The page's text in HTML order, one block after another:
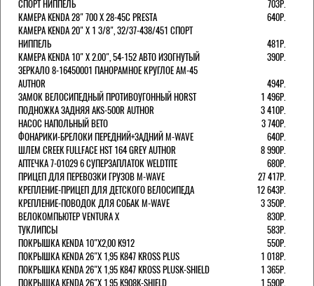
СПОРТ НИППЕЛЬ
703Р.
КАМЕРА KENDA 28" 700 Х 28-45С PRESTA
640Р.
КАМЕРА KENDA 20" Х 1 3/8", 32/37-438/451 СПОРТ
НИППЕЛЬ
481Р.
КАМЕРА KENDA 10" Х 2.00", 54-152 АВТО ИЗОГНУТЫЙ
390Р.
ЗЕРКАЛО 8-16450001 ПАНОРАМНОЕ КРУГЛОЕ AM-45
AUTHOR
494Р.
ЗАМОК ВЕЛОСИПЕДНЫЙ ПРОТИВОУГОННЫЙ HORST
1 496Р.
ПОДНОЖКА ЗАДНЯЯ AKS-500R AUTHOR
3 410Р.
НАСОС НАПОЛЬНЫЙ BETO
3 740Р.
ФОНАРИКИ-БРЕЛОКИ ПЕРЕДНИЙ+ЗАДНИЙ M-WAVE
640Р.
ШЛЕМ CREEK FULLFACE HST 164 GREY AUTHOR
8 990Р.
АПТЕЧКА 7-01029 6 СУПЕРЗАПЛАТОК WELDTITE
680Р.
ПРИЦЕП ДЛЯ ПЕРЕВОЗКИ ГРУЗОВ M-WAVE
27 417Р.
КРЕПЛЕНИЕ-ПРИЦЕП ДЛЯ ДЕТСКОГО ВЕЛОСИПЕДА
12 643Р.
КРЕПЛЕНИЕ-ПОВОДОК ДЛЯ СОБАК M-WAVE
3 350Р.
ВЕЛОКОМПЬЮТЕР VENTURA Х
830Р.
ТУКЛИПСЫ
583Р.
ПОКРЫШКА KENDA 10"Х2,00 K912
550Р.
ПОКРЫШКА KENDA 26"Х 1,95 K847 KROSS PLUS
1 018Р.
ПОКРЫШКА KENDA 26"Х 1,95 K847 KROSS PLUSK-SHIELD
1 365Р.
ПОКРЫШКА KENDA 26"Х 1,95 K908K-SHIELD
1 590Р.